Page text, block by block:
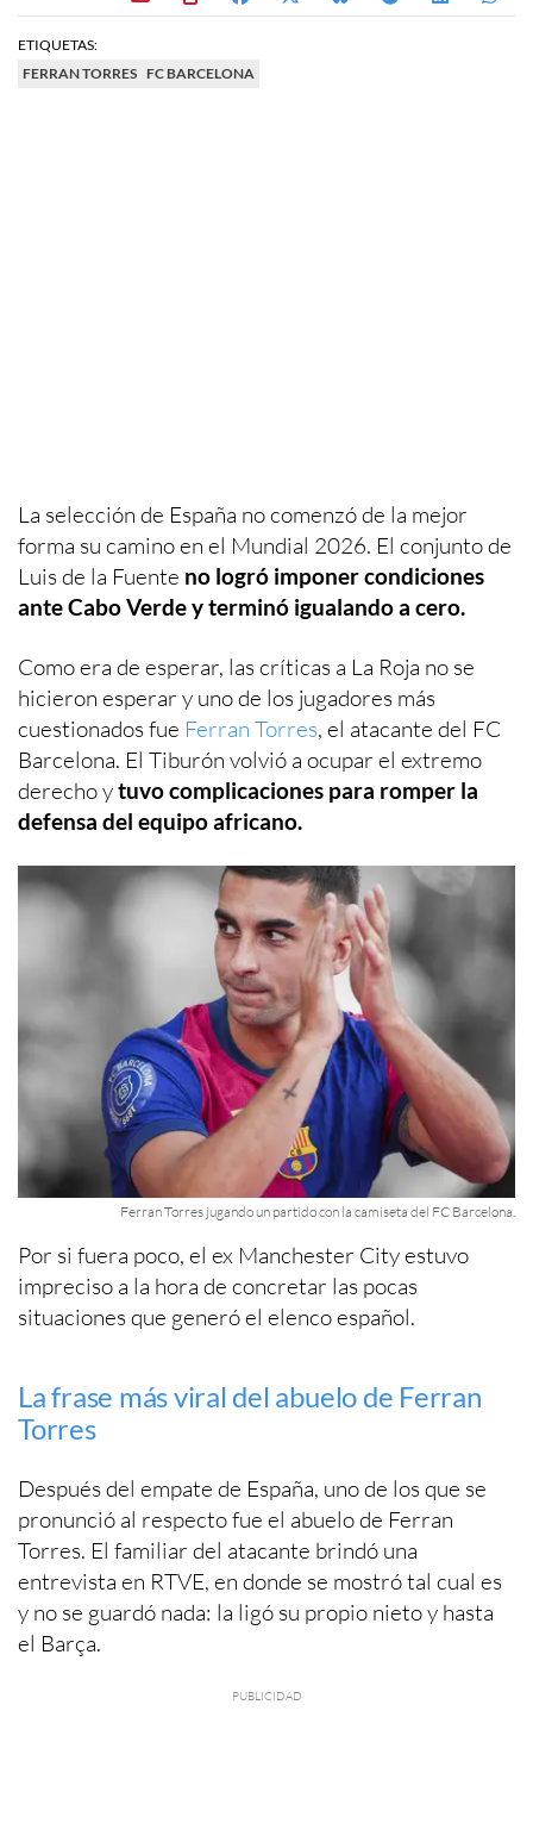
ETIQUETAS:
FERRAN TORRES FC BARCELONA
La selección de España no comenzó de la mejor
forma su camino en el Mundial 2026. El conjunto de
Luis de la Fuente no logró imponer condiciones
ante Cabo Verde y terminó igualando a cero.
Como era de esperar, las críticas a La Roja no se
hicieron esperar y uno de los jugadores más
cuestionados fue Ferran Torres, el atacante del FC
Barcelona. El Tiburón volvió a ocupar el extremo
derecho ytuvo complicaciones para romper la
defensa del equipo africano.
Ferran Torres jugando un partido con la camiseta del FC Barcelona.
Por si fuera poco, el ex Manchester City estuvo
impreciso a la hora de concretar las pocas
situaciones que generó el elenco español.
La frase más viral del abuelo de Ferran
Torres
Después del empate de España, uno de los que se
pronunció al respecto fue el abuelo de Ferran
Torres. El familiar del atacante brindó una
entrevista en RTVE, en donde se mostró tal cual es
y no se guardó nada: la ligó su propio nieto y hasta
el Barça.